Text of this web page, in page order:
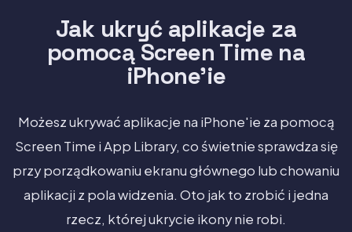
Jak ukryć aplikacje za
pomocą Screen Time na
iPhone'ie
Możesz ukrywać aplikacje na iPhone'ie za pomocą
Screen Time i App Library, co świetnie sprawdza się
przy porządkowaniu ekranu głównego lub chowaniu
aplikacji z pola widzenia. Oto jak to zrobić i jedna
rzecz, której ukrycie ikony nie robi.